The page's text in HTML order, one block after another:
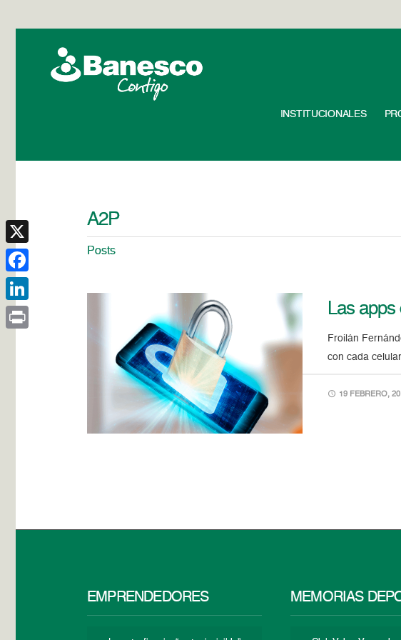
INSTITUCIONALES
A2P
Posts
Las
Froilán
con cada
19 FEBRERO,
EMPRENDEDORES MEMORIAS
X
Facebook
LinkedIn